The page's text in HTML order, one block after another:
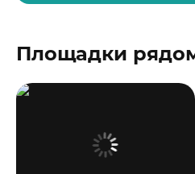
Площадки